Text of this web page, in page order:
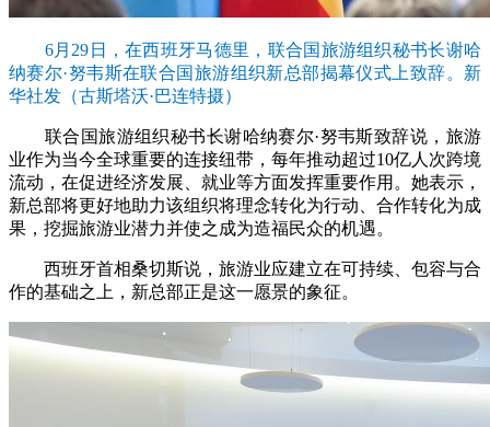
6月29日，在西班牙马德里，联合国旅游组织秘书长谢哈
纳赛尔·努韦斯在联合国旅游组织新总部揭幕仪式上致辞。新
华社发（古斯塔沃·巴连特摄）
联合国旅游组织秘书长谢哈纳赛尔·努韦斯致辞说，旅游
业作为当今全球重要的连接纽带，每年推动超过10亿人次跨境
流动，在促进经济发展、就业等方面发挥重要作用。她表示，
新总部将更好地助力该组织将理念转化为行动、合作转化为成
果，挖掘旅游业潜力并使之成为造福民众的机遇。
西班牙首相桑切斯说，旅游业应建立在可持续、包容与合
作的基础之上，新总部正是这一愿景的象征。